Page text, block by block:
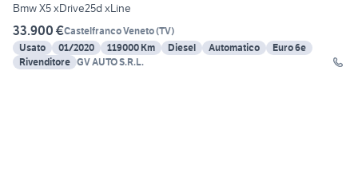
Bmw X5 xDrive25d xLine
33.900 €Castelfranco Veneto(TV)
Usato
01/2020 119000 Km Diesel Automatico
Euro 6e
Rivenditore GV AUTO S.R.L.